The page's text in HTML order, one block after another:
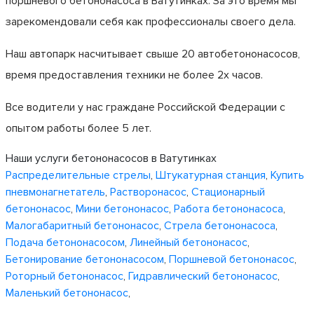
зарекомендовали себя как профессионалы своего дела.
Наш автопарк насчитывает свыше 20 автобетононасосов,
время предоставления техники не более 2х часов.
Все водители у нас граждане Российской Федерации с
опытом работы более 5 лет.
Наши услуги бетононасосов в Ватутинках
Распределительные стрелы, Штукатурная станция, Купить
пневмонагнетатель, Растворонасос, Стационарный
бетононасос, Мини бетононасос, Работа бетононасоса,
Малогабаритный бетононасос, Стрела бетононасоса,
Подача бетононасосом, Линейный бетононасос,
Бетонирование бетононасосом, Поршневой бетононасос,
Роторный бетононасос, Гидравлический бетононасос,
Маленький бетононасос,